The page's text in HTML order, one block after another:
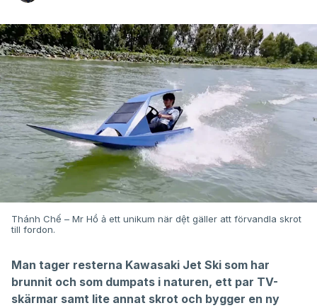
Thánh Chế – Mr Hồ ả ett unikum när dệt gäller att förvandla skrot
till fordon.
Man tager resterna Kawasaki Jet Ski som har
brunnit och som dumpats i naturen, ett par TV-
skärmar samt lite annat skrot och bygger en ny